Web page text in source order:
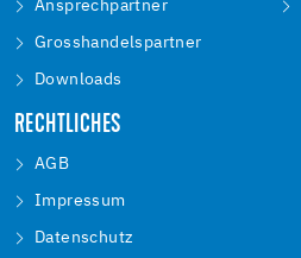
Ansprechpartner
Grosshandelspartner
Downloads
RECHTLICHES
AGB
Impressum
Datenschutz